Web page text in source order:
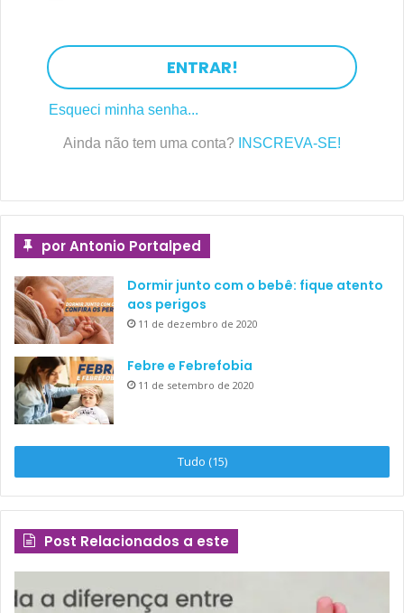
ENTRAR!
Esqueci minha senha...
Ainda não tem uma conta? INSCREVA-SE!
por Antonio Portalped
Dormir junto com o bebê: fique atento
aos perigos
11 de dezembro de 2020
Febre e Febrefobia
11 de setembro de 2020
Tudo (15)
Post Relacionados a este